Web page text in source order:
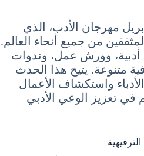
مهرجان الأدب، الذي
من جميع أنحاء العالم.
وورش عمل، وندوات
متنوعة. يتيح هذا الحدث
واستكشاف الأعمال
في تعزيز الوعي الأدبي